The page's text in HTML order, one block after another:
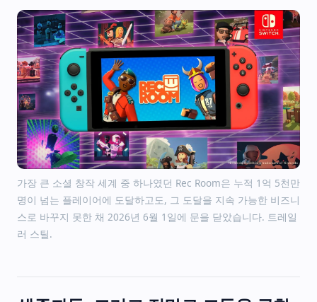
가장 큰 소셜 창작 세계 중 하나였던 Rec Room은 누적 1억 5천만
명이 넘는 플레이어에 도달하고도, 그 도달을 지속 가능한 비즈니
스로 바꾸지 못한 채 2026년 6월 1일에 문을 닫았습니다. 트레일
러 스틸.